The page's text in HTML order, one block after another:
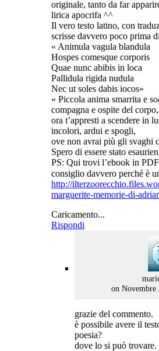
originale, tanto da far
lirica apocrifa ^^
Il vero testo latino, con
scrisse davvero poco prima
« Animula vagula blandula
Hospes comesque corporis
Quae nunc abibis in loca
Pallidula rigida nudula
Nec ut soles dabis iocos»
« Piccola anima smarrita e
compagna e ospite del corpo,
ora t’appresti a scendere in
incolori, ardui e spogli,
ove non avrai più gli svaghi
Spero di essere stato
PS: Qui trovi l’ebook in
consiglio davvero perché è
http://
marguerite-memorie-di-
Caricamento...
Rispondi
on Novembre
grazie del commento.
è possibile avere il
poesia?
dove lo si può trovare.